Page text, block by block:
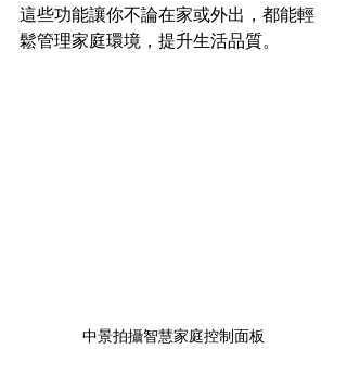
這些功能讓你不論在家或外出，都能輕
鬆管理家庭環境，提升生活品質。
中景拍攝智慧家庭控制面板